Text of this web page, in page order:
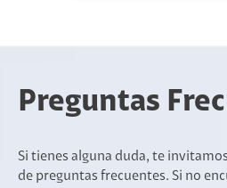
Preguntas
Si tienes alguna duda, te
de preguntas frecuentes. Si no